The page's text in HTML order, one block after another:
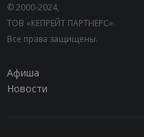
© 2000-2024,
ТОВ «КЕПРЕЙТ ПАРТНЕРС».
Все права защищены.
Афиша
Новости